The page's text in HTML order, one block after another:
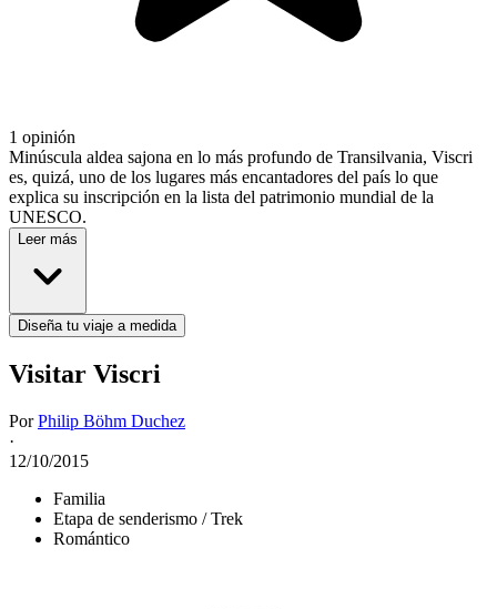
1 opinión
Minúscula aldea sajona en lo más profundo de Transilvania, Viscri
es, quizá, uno de los lugares más encantadores del país lo que
explica su inscripción en la lista del patrimonio mundial de la
UNESCO.
Leer más
Diseña tu viaje a medida
Visitar Viscri
PorPhilip Böhm Duchez
·
12/10/2015
Familia
Etapa de senderismo / Trek
Romántico